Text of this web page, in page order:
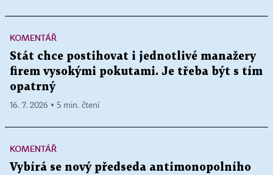
KOMENTÁŘ
Stát chce postihovat i jednotlivé manažery
firem vysokými pokutami. Je třeba být s tím
opatrný
16. 7. 2026 ▪ 5 min. čtení
KOMENTÁŘ
Vybírá se nový předseda antimonopolního